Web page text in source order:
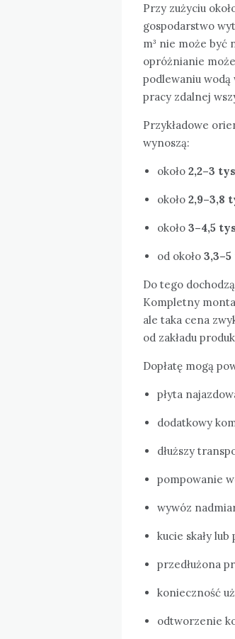
Przy zużyciu
gospodarstwo
m³ nie może być
opróżnianie
podlewaniu
pracy zdalnej
Przykładowe
wynoszą:
około 2,2–3
około 2,9–3,8
około 3–4,5
od około 3,3–5
Do tego
Kompletny
ale taka cena
od zakładu
Dopłatę mogą
płyta
dodatkowy
dłuższy
pompowanie
wywóz
kucie skały
przedłużona
konieczność
odtworzenie